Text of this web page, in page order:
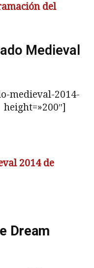
del
Medieval
medieval-2014-
2014 de
Dream